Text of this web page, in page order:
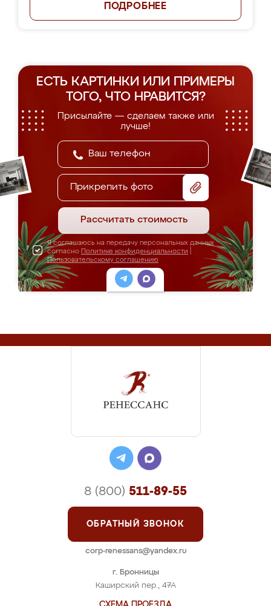
ПОДРОБНЕЕ
ЕСТЬ КАРТИНКИ ИЛИ ПРИМЕРЫ
ТОГО, ЧТО НРАВИТСЯ?
Присылайте — сделаем также или
лучше!
Прикрепить фото
Рассчитать стоимость
Я соглашаюсь на передачу персональных данных
согласно Политике конфиденциальности
Пользовательскому соглашению
г. Бронницы
Каширский пер., 47А
8 (800) 511-89-55
ОБРАТНЫЙ ЗВОНОК
corp-renessans@yandex.ru